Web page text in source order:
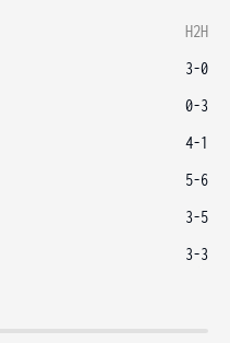
H2H
3-0
0-3
4-1
5-6
3-5
3-3